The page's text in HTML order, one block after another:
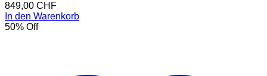
849,00 CHF
In den Warenkorb
50% Off